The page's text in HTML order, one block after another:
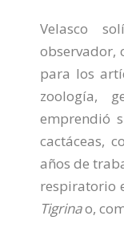
Velasco
observador,
para los
zoología,
emprendió
cactáceas,
años de
respiratorio
Tigrinao,